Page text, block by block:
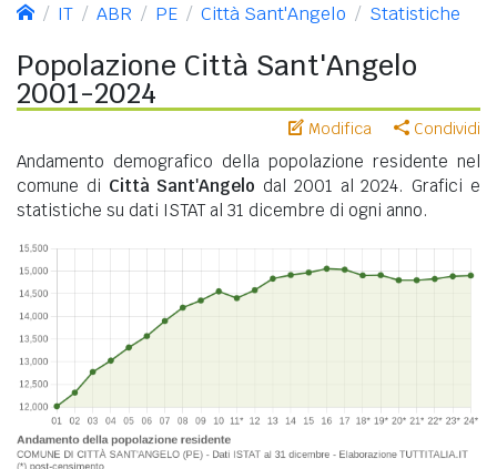
IT ABR PE Città Sant'Angelo Statistiche
Popolazione Città Sant'Angelo
2001-2024
Modifica Condividi
Andamento demografico della popolazione residente nel
comune di Città Sant'Angelo dal 2001 al 2024. Grafici e
statistiche su dati ISTAT al 31 dicembre di ogni anno.